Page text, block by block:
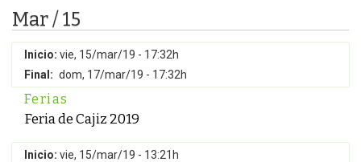
Mar / 15
Inicio: vie, 15/mar/19 - 17:32h
Final: dom, 17/mar/19 - 17:32h
Ferias
Feria de Cajiz 2019
Inicio: vie, 15/mar/19 - 13:21h